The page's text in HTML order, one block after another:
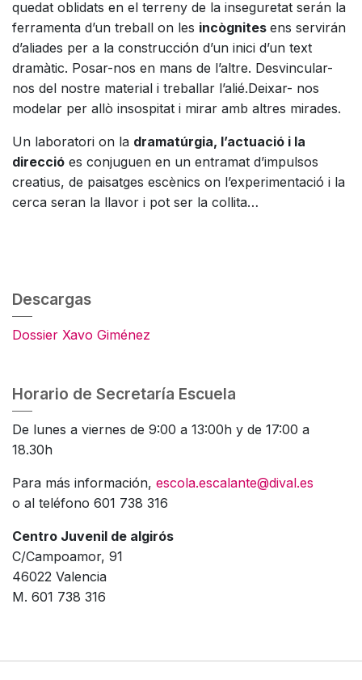
quedat oblidats en el terreny de la inseguretat serán la
ferramenta d’un treball on les incògnites ens servirán
d’aliades per a la construcción d’un inici d’un text
dramàtic. Posar-nos en mans de l’altre. Desvincular-
nos del nostre material i treballar l’alié.Deixar- nos
modelar per allò insospitat i mirar amb altres mirades.
Un laboratori on la dramatúrgia, l’actuació i la
direcció es conjuguen en un entramat d’impulsos
creatius, de paisatges escènics on l’experimentació i la
cerca seran la llavor i pot ser la collita…
Descargas
Dossier Xavo Giménez
Horario de Secretaría Escuela
De lunes a viernes de 9:00 a 13:00h y de 17:00 a
18.30h
Para más información, escola.escalante@dival.es
o al teléfono 601 738 316
Centro Juvenil de algirós
C/Campoamor, 91
46022 Valencia
M. 601 738 316